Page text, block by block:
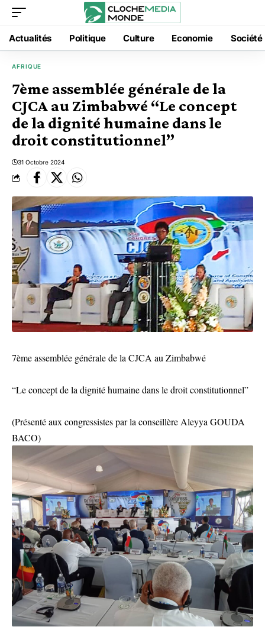
Actualités Politique Culture Economie Société
AFRIQUE
7ème assemblée générale de la
CJCA au Zimbabwé “Le concept
de la dignité humaine dans le
droit constitutionnel”
31 Octobre 2024
7ème assemblée générale de la CJCA au Zimbabwé
“Le concept de la dignité humaine dans le droit constitutionnel”
(Présenté aux congressistes par la conseillère Aleyya GOUDA
BACO)